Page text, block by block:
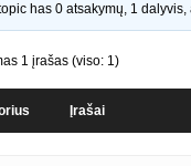
has 0 atsakymų, 1
1 įrašas (viso: 1)
Įrašai